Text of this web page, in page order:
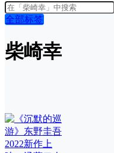
全部标签
柴崎幸